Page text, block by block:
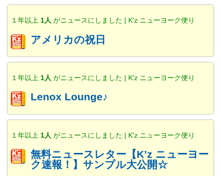
１年以上 1人 がニュースにしました | K'z ニューヨーク便り
アメリカの祝日
１年以上 1人 がニュースにしました | K'z ニューヨーク便り
Lenox Lounge♪
１年以上 1人 がニュースにしました | K'z ニューヨーク便り
無料ニュースレター【K’z ニューヨー
ク速報！】サンプル大公開☆